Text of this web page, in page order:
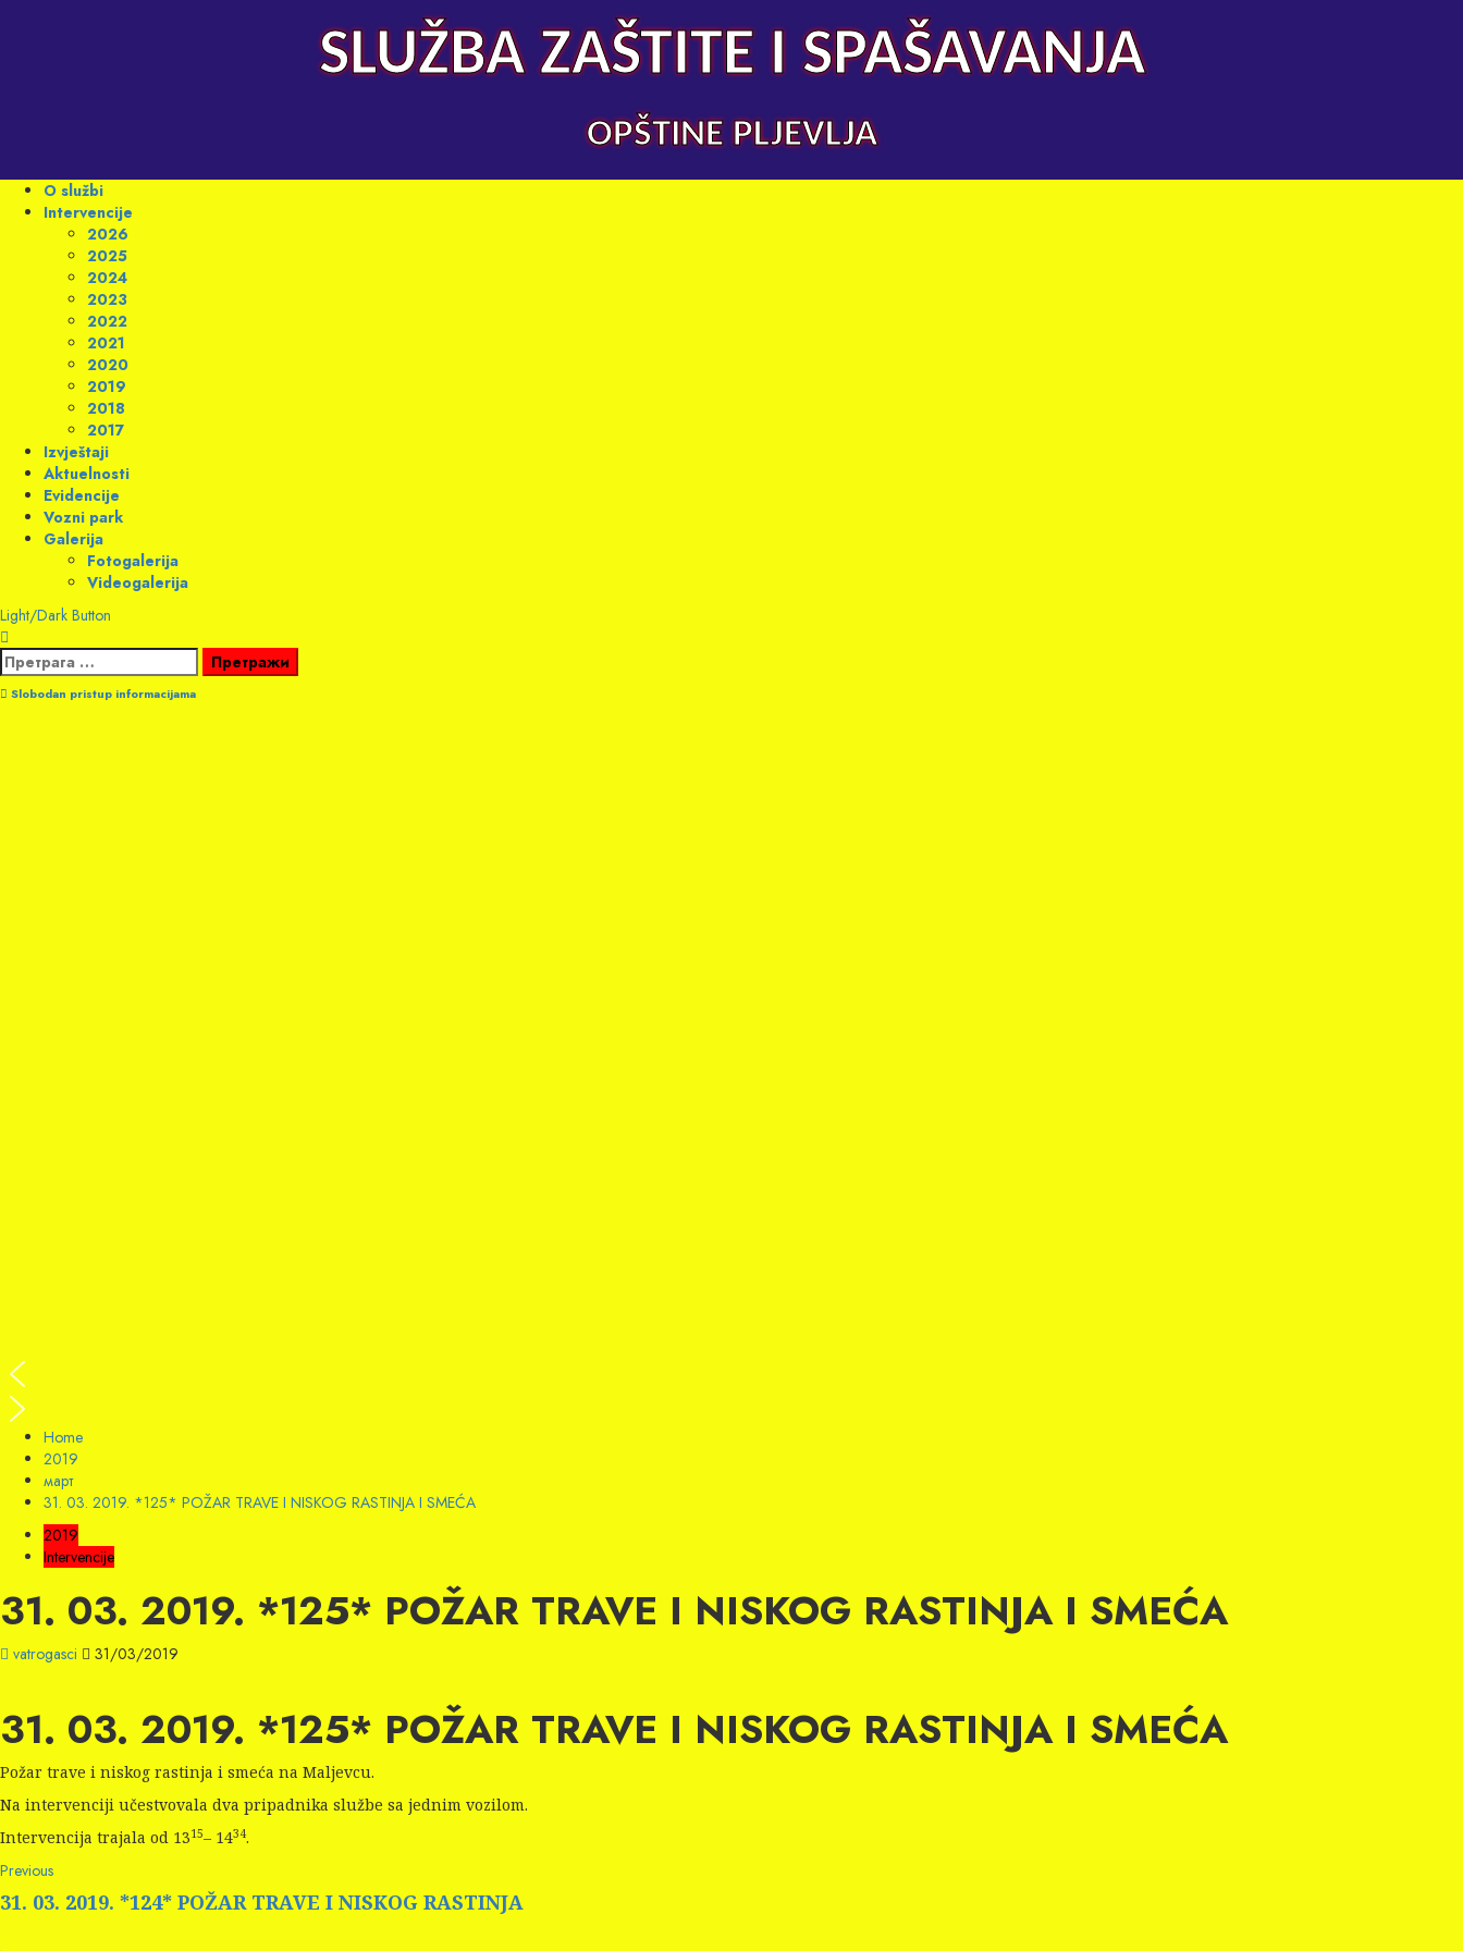
SLUŽBA ZAŠTITE I SPAŠAVANJA
OPŠTINE PLJEVLJA
Primary
Menu
O službi
Intervencije
2026
2025
2024
2023
2022
2021
2020
2019
2018
2017
Izvještaji
Aktuelnosti
Evidencije
Vozni park
Galerija
Fotogalerija
Videogalerija
Light/Dark Button
Претрага
за:
Slobodan pristup informacijama
Home
2019
март
31. 03. 2019. *125* POŽAR TRAVE I NISKOG RASTINJA I SMEĆA
2019
Intervencije
31. 03. 2019. *125* POŽAR TRAVE I NISKOG RASTINJA I SMEĆA
vatrogasci 31/03/2019
31. 03. 2019. *125* POŽAR TRAVE I NISKOG RASTINJA I SMEĆA
Požar trave i niskog rastinja i smeća na Maljevcu.
Na intervenciji učestvovala dva pripadnika službe sa jednim vozilom.
Intervencija trajala od 1315– 1434.
Continue
Reading
PreviousPrevious
post:
31. 03. 2019. *124* POŽAR TRAVE I NISKOG RASTINJA